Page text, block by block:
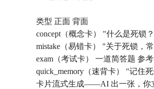
类型 正面 背面
concept（概念卡） "什么是死锁
mistake（易错卡） "关于死锁，
exam（考试卡） 一道简答题 参
quick_memory（速背卡） "记住
卡片流式生成——AI 出一张，你